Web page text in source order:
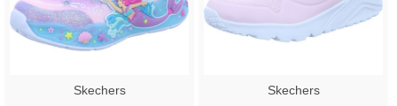
Skechers Skechers